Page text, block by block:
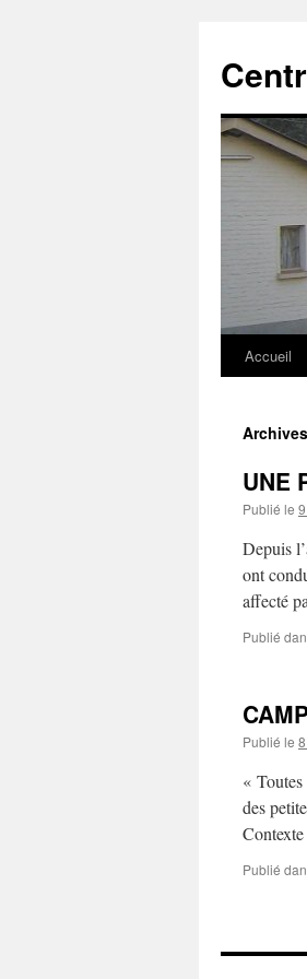
contenu
Accueil
UNE
Publié le
Depuis
ont
affecté
Publié
Publié le
«
des
Publié